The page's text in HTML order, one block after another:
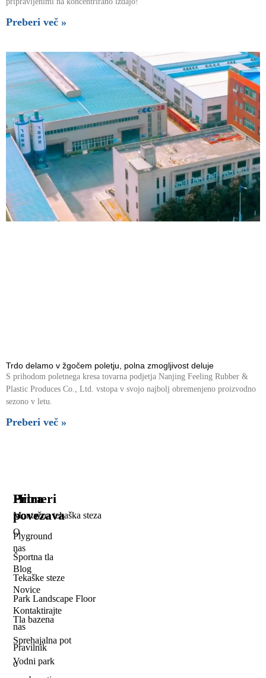
Preberi več »
Trdo delamo v žgočem poletju, polna zmogljivost deluje
S prihodom poletnega kresa tovarna podjetja Nanjing Feeling Rubber &
Plastic Produces Co., Ltd. vstopa v svojo najbolj obremenjeno proizvodno
sezono v letu.
Preberi več »
Hitra
povezava
O
nas
Blog
Novice
Kontaktirajte
nas
Pravilnik
o
Primeri
Montažna tekaška steza
Plyground
Športna tla
Tekaške steze
Park Landscape Floor
Tla bazena
Sprehajalna pot
Vodni park